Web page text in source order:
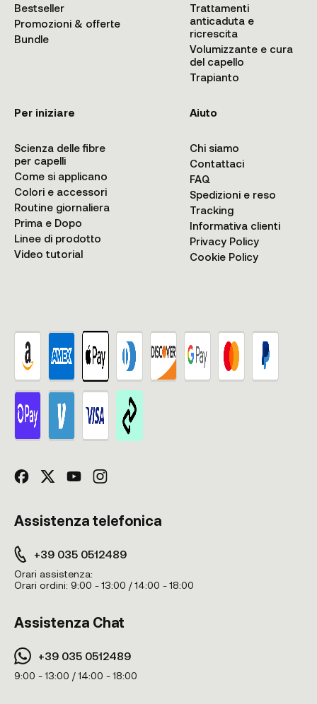
Bestseller
Promozioni & offerte
Bundle
Trattamenti
anticaduta e
ricrescita
Volumizzante e cura
del capello
Trapianto
Per iniziare
Scienza delle fibre
per capelli
Come si applicano
Colori e accessori
Routine giornaliera
Prima e Dopo
Linee di prodotto
Video tutorial
Aiuto
Chi siamo
Contattaci
FAQ
Spedizioni e reso
Tracking
Informativa clienti
Privacy Policy
Cookie Policy
Assistenza telefonica
+39 035 0512489
Orari assistenza:
Orari ordini: 9:00 - 13:00 / 14:00 - 18:00
Assistenza Chat
+39 035 0512489
9:00 - 13:00 / 14:00 - 18:00